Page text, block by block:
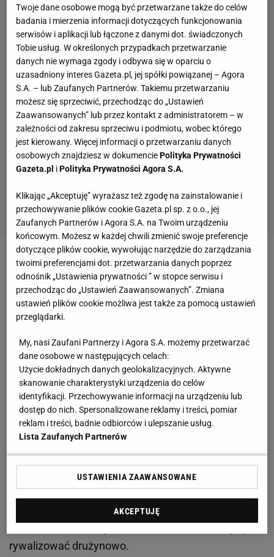
Zobacz wideoNiedosyt na koniec MŚ w Planicy.
Skoki utrzymały Polskę w światowej czołówce
Puchar Świata w Planicy - finał sezonu. Walka o
Małą Kryształową Kulę w lotach trwa
W Planicy odbędą się trzy konkursy. Na piątek 31
marca organizatorzy zaplanowali zmagania
indywidualne. Poprzedzą je kwalifikacje,
które zostaną rozegrane już w czwartek.Pierwotnie
miały rozpocząć się o godzinie 10:30, ale jury
zdecydowało o przyspieszeniu sesji z obawy przed
porywistym wiatrem, który ma się pojawić w
godzinach południowych. Z kolei drugi konkurs
indywidualny odbędzie się w niedzielę 2 kwietnia.
rywalizować drużynowo.
Twoje dane osobowe mogą być przetwarzane także do celów
badania i mierzenia informacji dotyczących funkcjonowania
serwisów i aplikacji lub łączone z danymi dot. świadczonych
Tobie usług. W określonych przypadkach przetwarzanie
danych nie wymaga zgody i odbywa się w oparciu o
uzasadniony interes Gazeta.pl, jej spółki powiązanej – Agora
S.A. – lub Zaufanych Partnerów. Takiemu przetwarzaniu
możesz się sprzeciwić, przechodząc do „Ustawień
Zaawansowanych” lub przez kontakt z administratorem – w
zależności od zakresu sprzeciwu i podmiotu, wobec którego
jest kierowany. Więcej informacji o przetwarzaniu danych
osobowych znajdziesz w dokumenciePolityka Prywatności
Gazeta.pl iPolityka Prywatności Agora S.A.
Klikając „Akceptuję” wyrażasz też zgodę na zainstalowanie i
przechowywanie plików cookie Gazeta.pl sp. z o.o., jej
Zaufanych Partnerów i Agora S.A. na Twoim urządzeniu
końcowym. Możesz w każdej chwili zmienić swoje preferencje
dotyczące plików cookie, wywołując narzędzie do zarządzania
twoimi preferencjami dot. przetwarzania danych poprzez
odnośnik „Ustawienia prywatności ” w stopce serwisu i
przechodząc do „Ustawień Zaawansowanych”. Zmiana
ustawień plików cookie możliwa jest także za pomocą ustawień
przeglądarki.
My, nasi Zaufani Partnerzy i Agora S.A. możemy przetwarzać
dane osobowe w następujących celach:
Użycie dokładnych danych geolokalizacyjnych. Aktywne
skanowanie charakterystyki urządzenia do celów
identyfikacji. Przechowywanie informacji na urządzeniu lub
dostęp do nich. Spersonalizowane reklamy i treści, pomiar
reklam i treści, badnie odbiorców i ulepszanie usług.
Lista Zaufanych Partnerów
USTAWIENIA ZAAWANSOWANE
AKCEPTUJĘ